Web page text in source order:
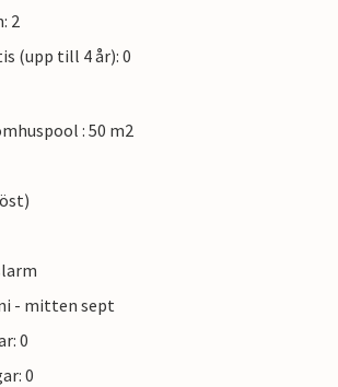
2
(upp till 4 år): 0
: 50 m2
- mitten sept
0
0